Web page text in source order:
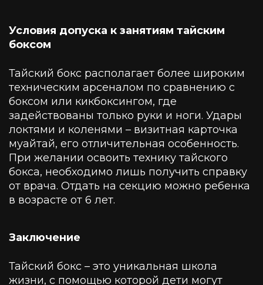
Условия допуска к занятиям тайским
боксом
Тайский бокс располагает более широким
техническим арсеналом по сравнению с
боксом или кикбоксингом, где
задействованы только руки и ноги. Удары
локтями и коленями – визитная карточка
муайтай, его отличительная особенность.
При желании освоить технику тайского
бокса, необходимо лишь получить справку
от врача. Отдать на секцию можно ребенка
в возрасте от 6 лет.
Заключение
Тайский бокс – это уникальная школа
жизни, с помощью которой дети могут